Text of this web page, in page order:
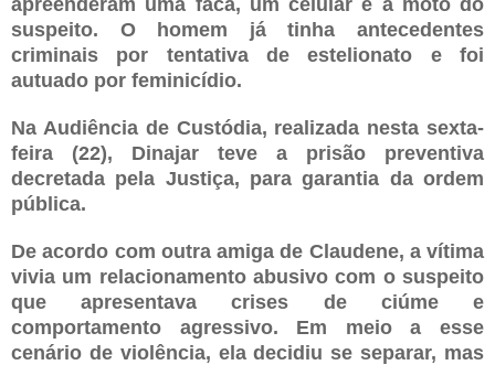
suspeito. O homem já tinha antecedentes
criminais por tentativa de estelionato e foi
autuado por feminicídio.
Na Audiência de Custódia, realizada nesta sexta-
feira (22), Dinajar teve a prisão preventiva
decretada pela Justiça, para garantia da ordem
pública.
De acordo com outra amiga de Claudene, a vítima
vivia um relacionamento abusivo com o suspeito
que apresentava crises de ciúme e
comportamento agressivo. Em meio a esse
cenário de violência, ela decidiu se separar, mas